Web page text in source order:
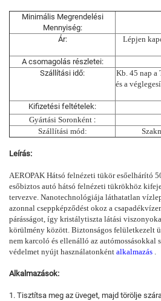
Minimális Megrendelési
Mennyiség:
Ár:
Lépjen
A csomagolás részletei:
Szállítási idő:
Kb. 45 nap a
és a
Kifizetési feltételek:
Gyártási Soronként :
Szállítási mód:
Leírás:
AEROPAK Hátsó felnézeti tükör esőelhárító
esőbiztos autó hátsó felnézeti tükrökhöz
tervezve. Nanotechnológiája láthatatlan
azonnal cseppképződést okoz a
párásságot, így kristálytiszta látási
körülmény között. Biztonságos felületkezelt
nem karcoló és ellenálló az autómossásokkal
védelmet nyújt használatonként alkalmazás .
Alkalmazások:
1. Tisztítsa meg az üveget, majd törölje